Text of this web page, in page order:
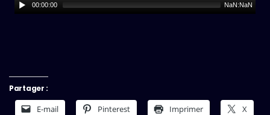
00:00:00 NaN:NaN
Partager :
E-mail Pinterest Imprimer X